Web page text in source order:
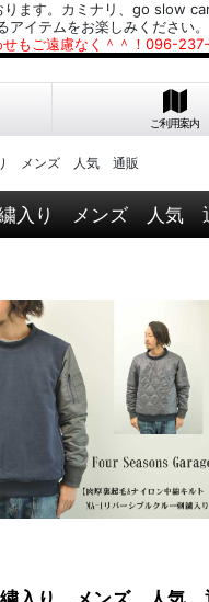
ます。カミナリ、go slow
アイテムをお楽しみください。
せもご遠慮なく＾＾！096-
ご利用案内
り メンズ 人気 通販
繍入り メンズ 人気